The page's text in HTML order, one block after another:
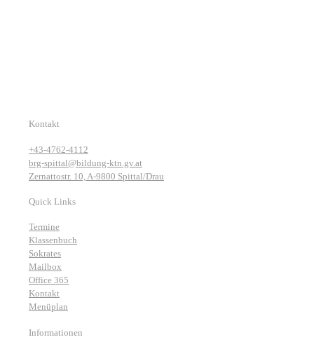
Kontakt
+43-4762-4112
brg-spittal@bildung-ktn.gv.at
Zernattostr. 10, A-9800 Spittal/Drau
Quick Links
Termine
Klassenbuch
Sokrates
Mailbox
Office 365
Kontakt
Menüplan
Informationen